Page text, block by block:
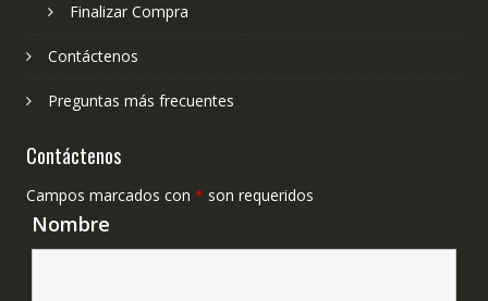
Finalizar Compra
Contáctenos
Preguntas más frecuentes
Contáctenos
Campos marcados con * son requeridos
Nombre